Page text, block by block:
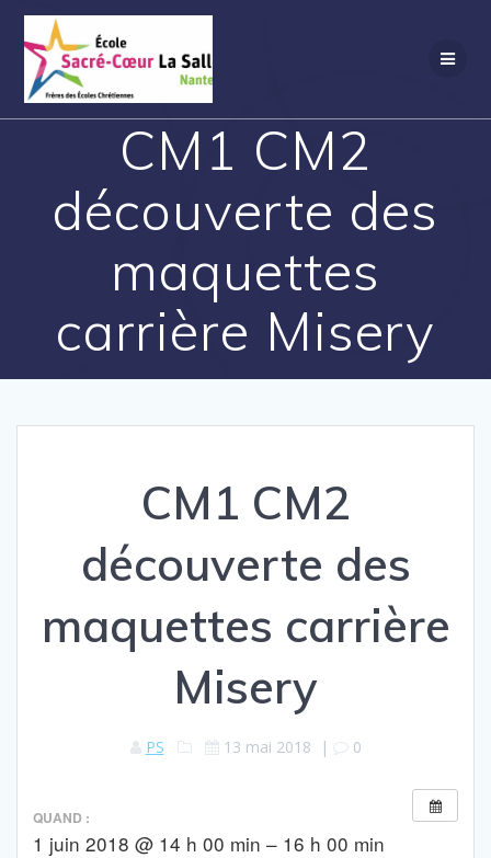
CM1 CM2
découverte des
maquettes
carrière Misery
CM1 CM2
découverte des
maquettes carrière
Misery
PS 13 mai 2018 | 0
QUAND :
1 juin 2018 @ 14 h 00 min – 16 h 00 min